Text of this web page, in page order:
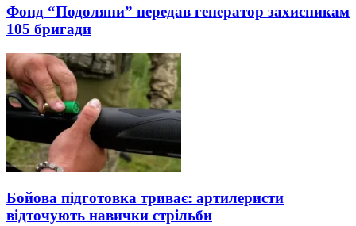
Фонд “Подоляни” передав генератор захисникам
105 бригади
Бойова підготовка триває: артилеристи
відточують навички стрільби